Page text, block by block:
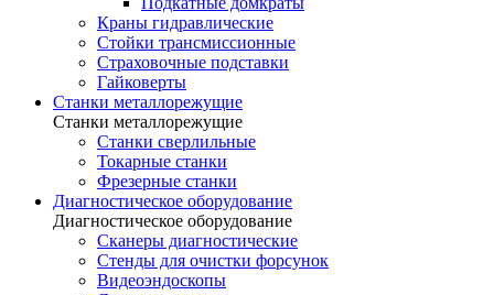
Краны гидравлические
Стойки трансмиссионные
Страховочные подставки
Гайковерты
Станки металлорежущие
Станки металлорежущие
Станки сверлильные
Токарные станки
Фрезерные станки
Диагностическое оборудование
Диагностическое оборудование
Сканеры диагностические
Стенды для очистки форсунок
Видеоэндоскопы